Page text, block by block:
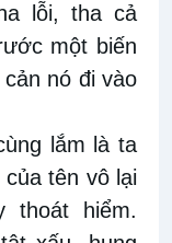
lỗi, tha cả
một biến
nó đi vào
lắm là ta
tên vô lại
hiểm.